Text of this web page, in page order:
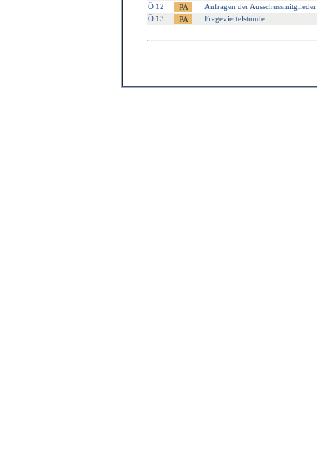
Ö 12
Anfragen der Ausschussmitglieder
Ö 13
Frageviertelstunde